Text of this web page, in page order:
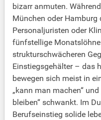
bizarr anmuten.
München oder Hamburg
Personaljuristen oder
fünfstellige
strukturschwächeren
Einstiegsgehälter – das
bewegen sich meist in
„kann man machen“
bleiben“ schwankt. Im
Berufseinstieg solide